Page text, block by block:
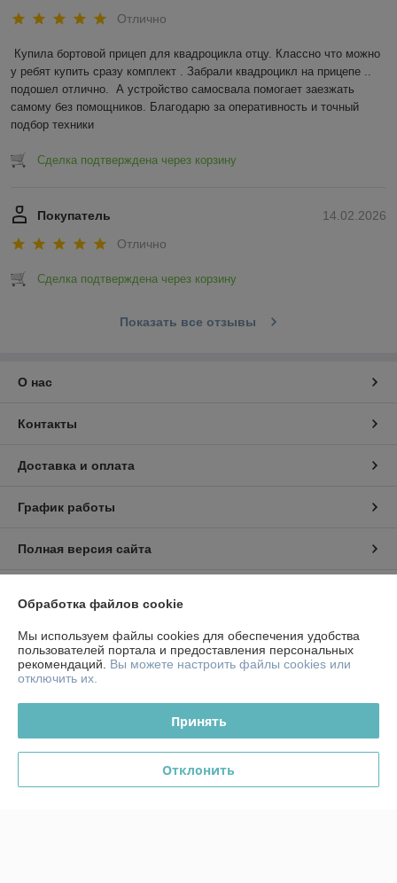
Отлично
Купила бортовой прицеп для квадроцикла отцу. Классно что можно
у ребят купить сразу комплект . Забрали квадроцикл на прицепе ..
подошел отлично.  А устройство самосвала помогает заезжать
самому без помощников. Благодарю за оперативность и точный
подбор техники
Сделка подтверждена через корзину
14.02.2026
Покупатель
Отлично
Сделка подтверждена через корзину
Показать все отзывы
О нас
Контакты
Доставка и оплата
График работы
Полная версия сайта
Сайт создан на платформе Deal.by
Информация для покупателя
ЧТСУП "Аквамоторс"
РБ, 246008, г. Гомель ул. 30лет БССР, 1/100
Обработка файлов cookie
Мы используем файлы cookies для обеспечения удобства
пользователей портала и предоставления персональных
рекомендаций. Вы можете настроить файлы cookies или
отключить их.
Принять
Отклонить